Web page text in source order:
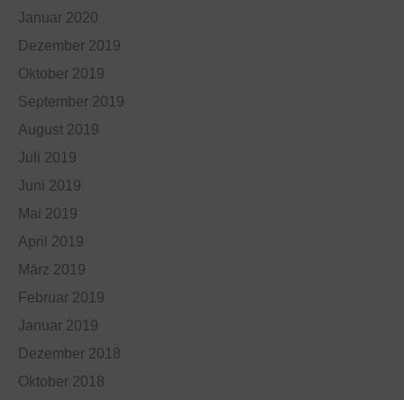
Januar 2020
Dezember 2019
Oktober 2019
September 2019
August 2019
Juli 2019
Juni 2019
Mai 2019
April 2019
März 2019
Februar 2019
Januar 2019
Dezember 2018
Oktober 2018